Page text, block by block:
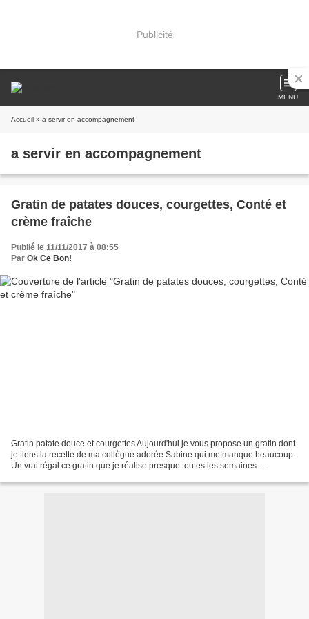
Publicité
MENU
Accueil » a servir en accompagnement
a servir en accompagnement
Gratin de patates douces, courgettes, Conté et
crème fraîche
Publié le 11/11/2017 à 08:55
Par Ok Ce Bon!
Gratin patate douce et courgettes Aujourd'hui je vous propose un gratin dont
je tiens la recette de ma collègue adorée Sabine qui me manque beaucoup.
Un vrai régal ce gratin que je réalise presque toutes les semaines.